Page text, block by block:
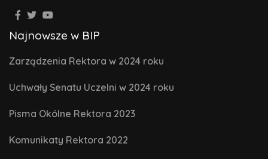
Najnowsze w BIP
Zarządzenia Rektora w 2024 roku
Uchwały Senatu Uczelni w 2024 roku
Pisma Okólne Rektora 2023
Komunikaty Rektora 2022